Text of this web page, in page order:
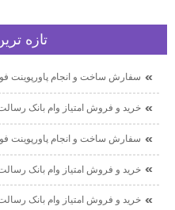
تازه
سفارش ساخت و انجام پاورپوینت فوری 2024-
خرید و فروش امتیاز وام بانک رسالت 2024-01-11
سفارش ساخت و انجام پاورپوینت فوری 2024-
خرید و فروش امتیاز وام بانک رسالت 2024-01-10
خرید و فروش امتیاز وام بانک رسالت 2024-01-09